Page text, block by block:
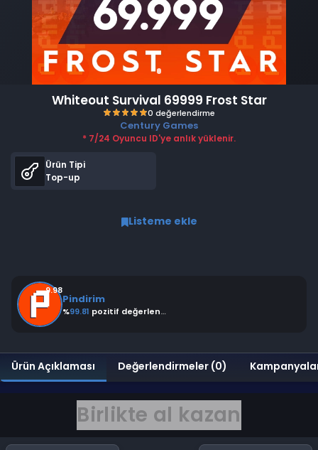
Whiteout Survival 69999 Frost Star
0 değerlendirme
Century Games
* 7/24 Oyuncu ID'ye anlık yüklenir.
Ürün Tipi
Top-up
Listeme ekle
9.98
Pindirim
%99.81 pozitif değerlendirme
Ürün Açıklaması Değerlendirmeler (0)
Birlikte al kazan